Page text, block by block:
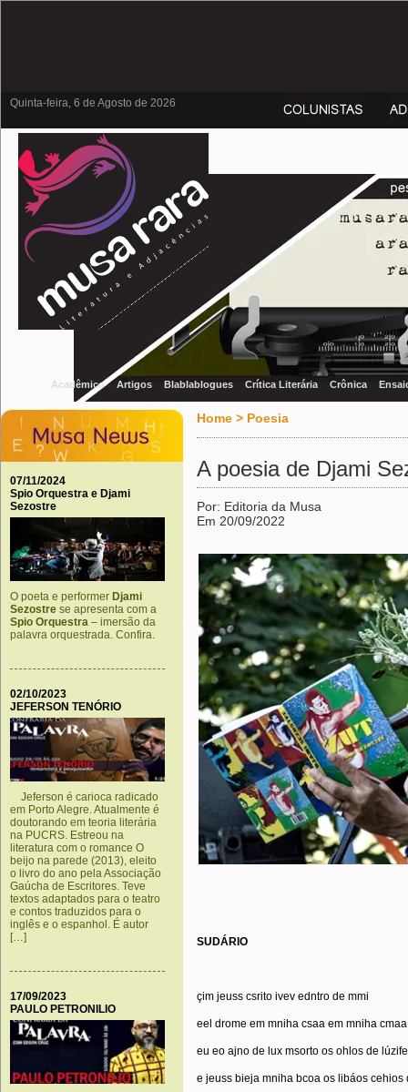
Quinta-feira, 6 de Agosto de 2026
Acadêmico Artigos Blablablogues Crítica Literária Crônica
07/11/2024
Spio Orquestra e Djami
Sezostre
O poeta e performer Djami
Sezostre se apresenta com a
Spio Orquestra – imersão da
palavra orquestrada. Confira.
02/10/2023
JEFERSON TENÓRIO
Jeferson é carioca radicado
em Porto Alegre. Atualmente é
doutorando em teoria literária
na PUCRS. Estreou na
literatura com o romance O
beijo na parede (2013), eleito
o livro do ano pela Associação
Gaúcha de Escritores. Teve
textos adaptados para o teatro
e contos traduzidos para o
inglês e o espanhol. É autor
[…]
17/09/2023
PAULO PETRONILIO
Home > Poesia
A poesia de Djami
Por: Editoria da Musa
Em 20/09/2022
SUDÁRIO
çim jeuss csrito ivev edntro de mmi
eel drome em mniha csaa em mniha cmaa
eu eo ajno de lux msorto os ohlos de
e jeuss bieja mniha bcoa os libáos cehios